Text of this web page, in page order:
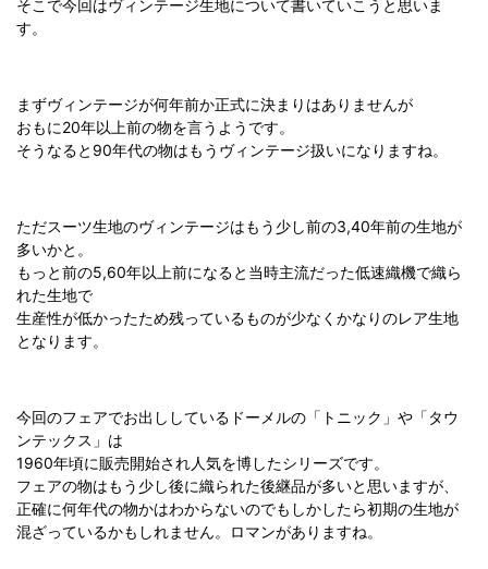
そこで今回はヴィンテージ生地について書いていこうと思いま
す。
まずヴィンテージが何年前か正式に決まりはありませんが
おもに20年以上前の物を言うようです。
そうなると90年代の物はもうヴィンテージ扱いになりますね。
ただスーツ生地のヴィンテージはもう少し前の3,40年前の生地が
多いかと。
もっと前の5,60年以上前になると当時主流だった低速織機で織ら
れた生地で
生産性が低かったため残っているものが少なくかなりのレア生地
となります。
今回のフェアでお出ししているドーメルの「トニック」や「タウ
ンテックス」は
1960年頃に販売開始され人気を博したシリーズです。
フェアの物はもう少し後に織られた後継品が多いと思いますが、
正確に何年代の物かはわからないのでもしかしたら初期の生地が
混ざっているかもしれません。ロマンがありますね。